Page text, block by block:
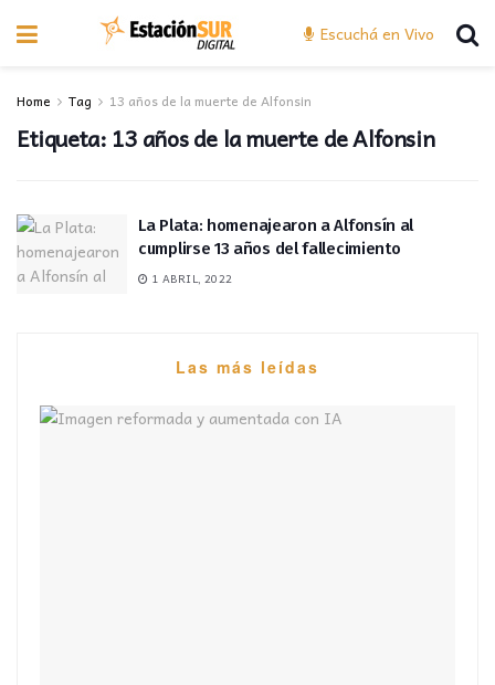
Escuchá en Vivo
Home Tag 13 años de la muerte de Alfonsin
Etiqueta: 13 años de la muerte de Alfonsin
La Plata: homenajearon a Alfonsín al
cumplirse 13 años del fallecimiento
1 ABRIL, 2022
Las más leídas